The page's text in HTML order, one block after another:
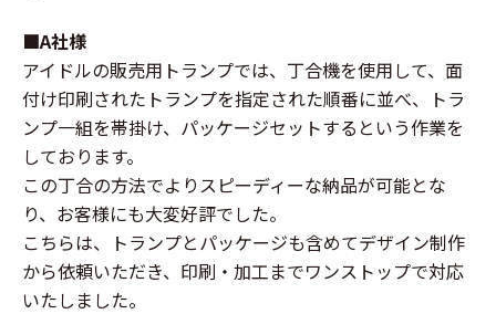
■A社様
アイドルの販売用トランプでは、丁合機を使用して、面
付け印刷されたトランプを指定された順番に並べ、トラ
ンプ一組を帯掛け、パッケージセットするという作業を
しております。
この丁合の方法でよりスピーディーな納品が可能とな
り、お客様にも大変好評でした。
こちらは、トランプとパッケージも含めてデザイン制作
から依頼いただき、印刷・加工までワンストップで対応
いたしました。